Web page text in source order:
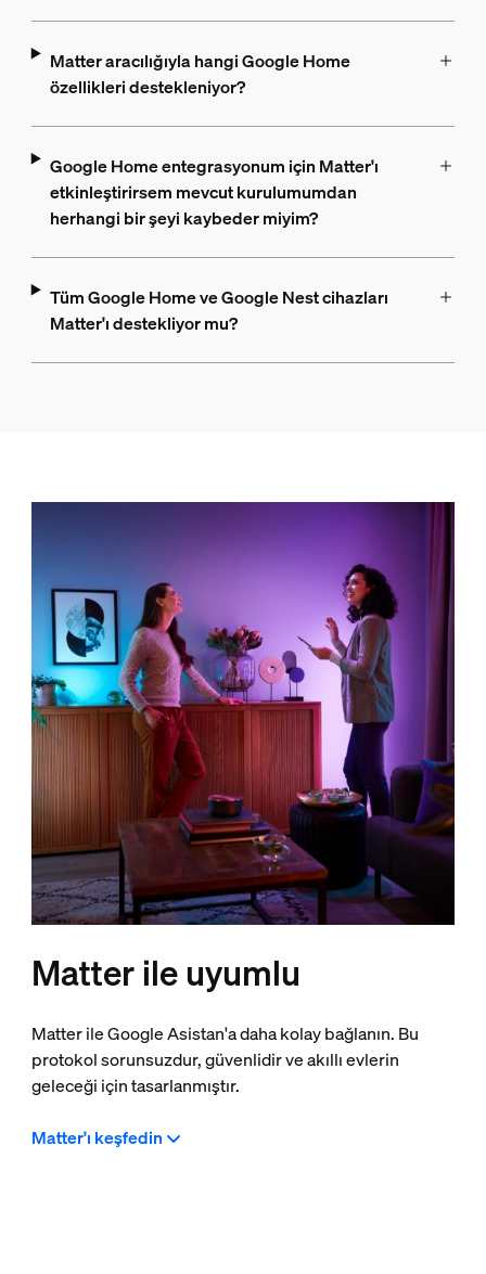
Matter aracılığıyla hangi Google Home
özellikleri destekleniyor?
Google Home entegrasyonum için Matter'ı
etkinleştirirsem mevcut kurulumumdan
herhangi bir şeyi kaybeder miyim?
Tüm Google Home ve Google Nest cihazları
Matter'ı destekliyor mu?
Matter ile uyumlu
Matter ile Google Asistan'a daha kolay bağlanın. Bu
protokol sorunsuzdur, güvenlidir ve akıllı evlerin
geleceği için tasarlanmıştır.
Matter'ı keşfedin